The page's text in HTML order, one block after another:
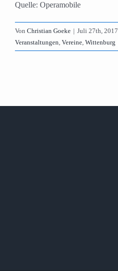
Quelle: Operamobile
Von Christian Goeke | Juli 27th, 2017
Veranstaltungen, Vereine, Wittenburg